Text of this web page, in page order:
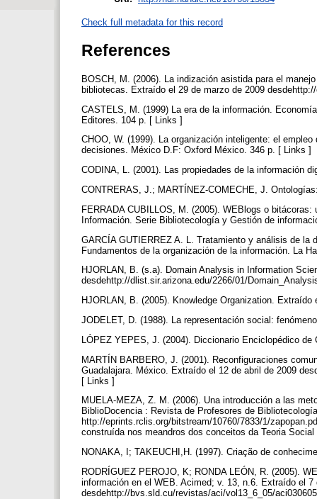
Check full metadata for this record
References
BOSCH, M. (2006). La indización asistida para el
bibliotecas. Extraído el 29 de marzo de 2009
CASTELS, M. (1999) La era de la información.
Editores. 104 p. [ Links ]
CHOO, W. (1999). La organización inteligente: el
decisiones. México D.F: Oxford México. 346 p. [ Links ]
CODINA, L. (2001). Las propiedades de la información
CONTRERAS, J.; MARTÍNEZ-COMECHE, J.
FERRADA CUBILLOS, M. (2005). WEBlogs o
Información. Serie Bibliotecología y Gestión de
GARCÍA GUTIERREZ A. L. Tratamiento y análisis de
Fundamentos de la organización de la información. La
HJORLAN, B. (s.a). Domain Analysis in Information
desdehttp://dlist.sir.arizona.edu/2266/01/
HJORLAN, B. (2005). Knowledge Organization.
JODELET, D. (1988). La representación social:
LÓPEZ YEPES, J. (2004). Diccionario Enciclopédico
MARTÍN BARBERO, J. (2001). Reconfiguraciones
Guadalajara. México. Extraído el 12 de abril de 2009
[ Links ]
MUELA-MEZA, Z. M. (2006). Una introducción a las
BiblioDocencia : Revista de Profesores de
http://eprints.rclis.org/bitstream/10760/7833/1/
construída nos meandros dos conceitos da Teoria
NONAKA, I; TAKEUCHI,H. (1997). Criação de
RODRÍGUEZ PEROJO, K; RONDA LEÓN, R. (2005).
información en el WEB. Acimed; v. 13, n.6. Extraído el 7
desdehttp://bvs.sld.cu/revistas/aci/vol13_6_05/